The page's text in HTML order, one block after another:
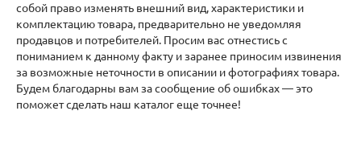
собой право изменять внешний вид, характеристики и
комплектацию товара, предварительно не уведомляя
продавцов и потребителей. Просим вас отнестись с
пониманием к данному факту и заранее приносим извинения
за возможные неточности в описании и фотографиях товара.
Будем благодарны вам за сообщение об ошибках — это
поможет сделать наш каталог еще точнее!